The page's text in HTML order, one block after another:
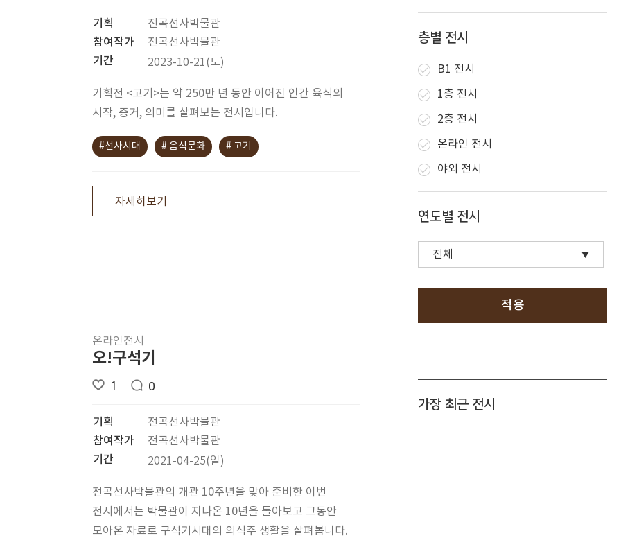
기획
전곡선사박물관
참여작가
전곡선사박물관
기간
2023-10-21(토)
기획전 <고기>는 약 250만 년 동안 이어진 인간 육식의
시작, 증거, 의미를 살펴보는 전시입니다.
#선사시대 # 음식문화 # 고기
자세히보기
온라인전시
오!구석기
1 0
기획
전곡선사박물관
참여작가
전곡선사박물관
기간
2021-04-25(일)
전곡선사박물관의 개관 10주년을 맞아 준비한 이번
전시에서는 박물관이 지나온 10년을 돌아보고 그동안
모아온 자료로 구석기시대의 의식주 생활을 살펴봅니다.
층별 전시
B1 전시
1층 전시
2층 전시
온라인 전시
야외 전시
연도별 전시
적용
가장 최근 전시